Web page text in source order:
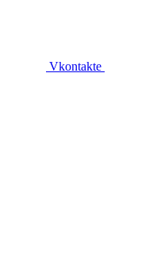
Vkontakte